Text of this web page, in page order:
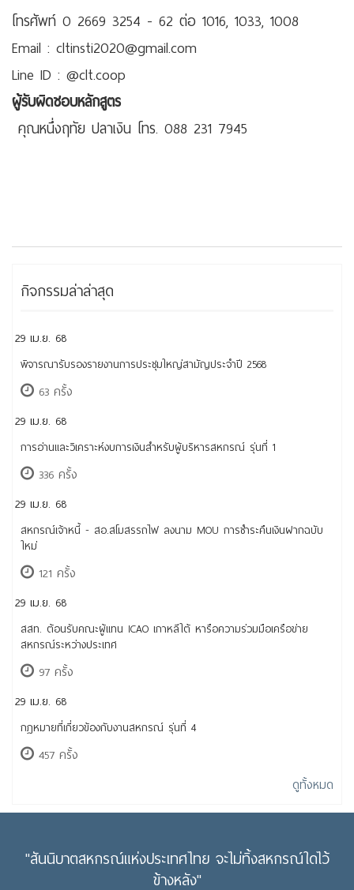
โทรศัพท์ 0 2669 3254 - 62 ต่อ 1016, 1033, 1008
Email : cltinsti2020@gmail.com
Line ID : @clt.coop
ผู้รับผิดชอบหลักสูตร
คุณหนึ่งฤทัย ปลาเงิน โทร. 088 231 7945
กิจกรรมล่าล่าสุด
29 เม.ย. 68
พิจารณารับรองรายงานการประชุมใหญ่สามัญประจำปี 2568
63 ครั้ง
29 เม.ย. 68
การอ่านและวิเคราะห์งบการเงินสำหรับผู้บริหารสหกรณ์ รุ่นที่ 1
336 ครั้ง
29 เม.ย. 68
สหกรณ์เจ้าหนี้ - สอ.สโมสรรถไฟ ลงนาม MOU การชำระคืนเงินฝากฉบับ
ใหม่
121 ครั้ง
29 เม.ย. 68
สสท. ต้อนรับคณะผู้แทน ICAO เกาหลีใต้ หารือความร่วมมือเครือข่าย
สหกรณ์ระหว่างประเทศ
97 ครั้ง
29 เม.ย. 68
กฎหมายที่เกี่ยวข้องกับงานสหกรณ์ รุ่นที่ 4
457 ครั้ง
ดูทั้งหมด
"สันนิบาตสหกรณ์แห่งประเทศไทย จะไม่ทิ้งสหกรณ์ใดไว้
ข้างหลัง"